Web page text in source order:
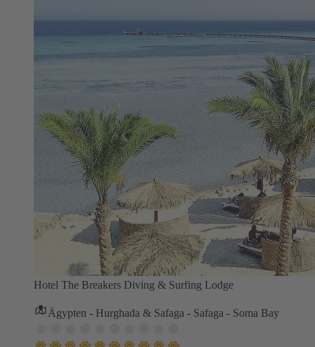
Hotel The Breakers Diving & Surfing Lodge
Ägypten - Hurghada & Safaga - Safaga - Soma Bay